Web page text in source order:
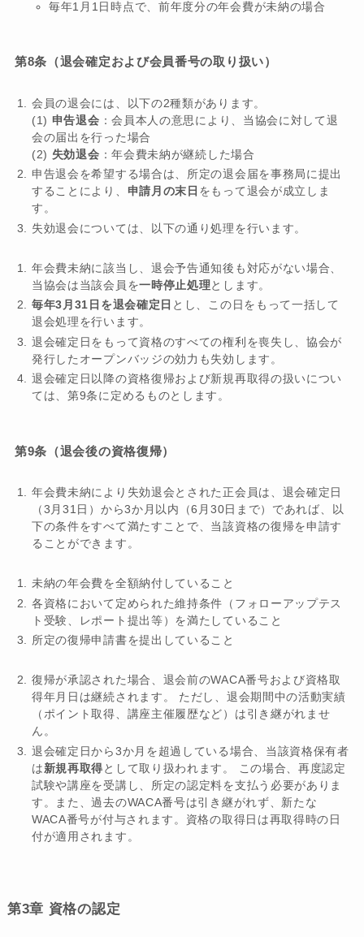
毎年1月1日時点で、前年度分の年会費が未納の場合
第8条（退会確定および会員番号の取り扱い）
会員の退会には、以下の2種類があります。
(1) 申告退会 ：会員本人の意思により、当協会に対して退
会の届出を行った場合
(2) 失効退会 ：年会費未納が継続した場合
申告退会を希望する場合は、所定の退会届を事務局に提出
することにより、 申請月の末日 をもって退会が成立しま
す。
失効退会については、以下の通り処理を行います。
年会費未納に該当し、退会予告通知後も対応がない場合、
当協会は当該会員を一時停止処理とします。
毎年3月31日を退会確定日 とし、この日をもって一括して
退会処理を行います。
退会確定日をもって資格のすべての権利を喪失し、協会が
発行したオープンバッジの効力も失効します。
退会確定日以降の資格復帰および新規再取得の扱いについ
ては、第9条に定めるものとします。
第9条（退会後の資格復帰）
年会費未納により失効退会とされた正会員は、退会確定日
（3月31日）から3か月以内（6月30日まで）であれば、以
下の条件をすべて満たすことで、当該資格の復帰を申請す
ることができます。
未納の年会費を全額納付していること
各資格において定められた維持条件（フォローアップテス
ト受験、レポート提出等）を満たしていること
所定の復帰申請書を提出していること
復帰が承認された場合、退会前のWACA番号および資格取
得年月日は継続されます。 ただし、退会期間中の活動実績
（ポイント取得、講座主催履歴など）は引き継がれませ
ん。
退会確定日から3か月を超過している場合、当該資格保有者
は新規再取得として取り扱われます。 この場合、再度認定
試験や講座を受講し、所定の認定料を支払う必要がありま
す。また、過去のWACA番号は引き継がれず、新たな
WACA番号が付与されます。資格の取得日は再取得時の日
付が適用されます。
第3章 資格の認定